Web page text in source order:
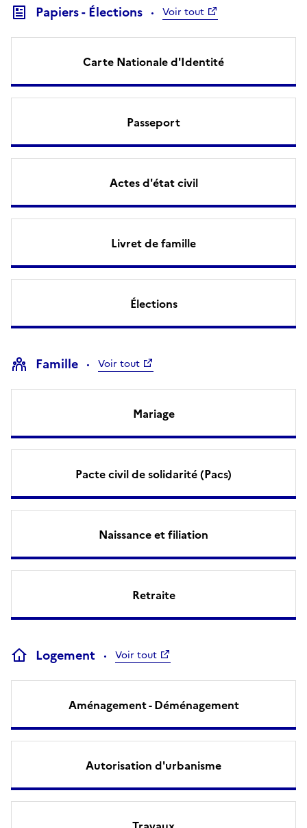
Papiers - Élections Voir tout
Carte Nationale d'Identité
Passeport
Actes d'état civil
Livret de famille
Élections
Famille Voir tout
Mariage
Pacte civil de solidarité (Pacs)
Naissance et filiation
Retraite
Logement Voir tout
Aménagement - Déménagement
Autorisation d'urbanisme